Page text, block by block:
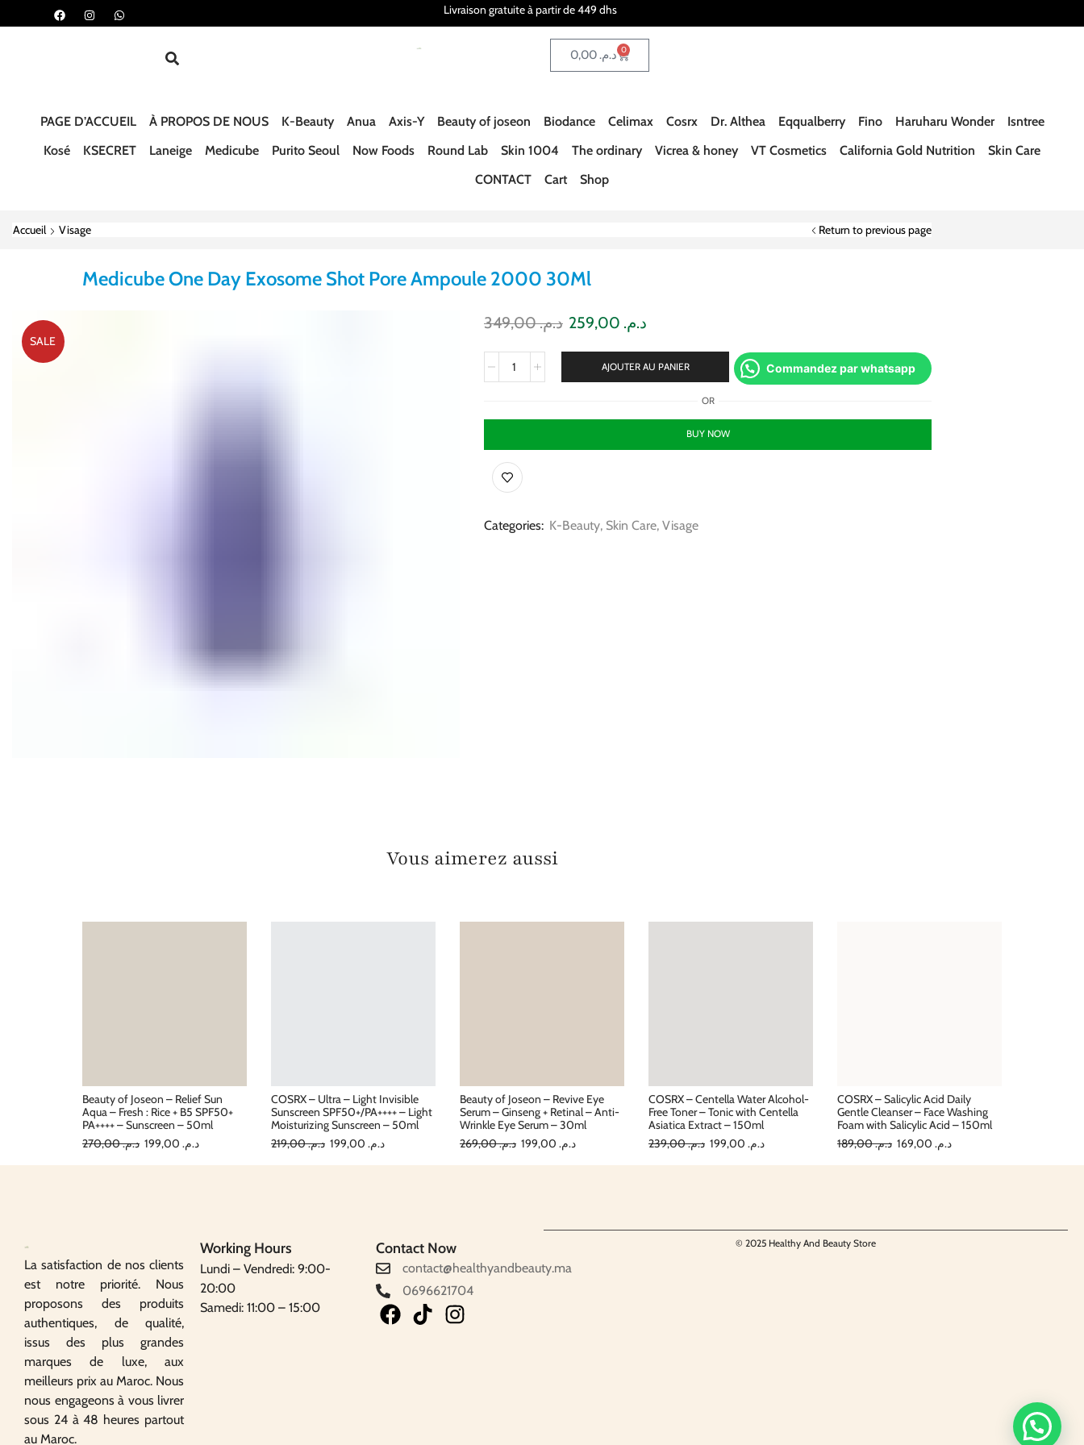
Livraison gratuite à partir de 449 dhs
د.م. 0
PAGE D’ACCUEIL À PROPOS DE NOUS K-Beauty Anua Axis-Y Beauty of joseon Biodance Celimax Cosrx Dr. Althea Eqqualberry Fino Haruharu Wonder
Isntree
Kosé
KSECRET Laneige Medicube Purito Seoul Now Foods Round Lab Skin 1004 The ordinary Vicrea & honey VT Cosmetics California Gold Nutrition
Skin Care
CONTACT
Cart Shop
Accueil Visage Return to previous page
Medicube One Day Exosome Shot Pore Ampoule 2000 30Ml
SALE
د.م.349,00 د.م.
AJOUTER AU PANIER Commandez par whatsapp
OR
BUY NOW
Categories: K-Beauty, Skin Care, Visage
Vous aimerez aussi
Beauty of Joseon – Relief Sun
Aqua – Fresh : Rice + B5 SPF50+
PA++++ – Sunscreen – 50ml
د.م.270,00 د.م.
COSRX – Ultra – Light Invisible
Sunscreen SPF50+/PA++++ – Light
Moisturizing Sunscreen – 50ml
د.م.219,00 د.م.
Beauty of Joseon – Revive Eye
Serum – Ginseng + Retinal – Anti-
Wrinkle Eye Serum – 30ml
د.م.269,00 د.م.
COSRX – Centella Water Alcohol-
Free Toner – Tonic with Centella
Asiatica Extract – 150ml
د.م.239,00 د.م.
COSRX – Salicylic Acid Daily
Gentle Cleanser – Face Washing
Foam with Salicylic Acid – 150ml
د.م.189,00 د.م.
La satisfaction de nos clients
est notre priorité. Nous
proposons des produits
authentiques, de qualité,
issus des plus grandes
marques de luxe, aux
meilleurs prix au Maroc. Nous
nous engageons à vous livrer
sous 24 à 48 heures partout
au Maroc.
Working Hours
Lundi – Vendredi: 9:00-
20:00
Samedi: 11:00 – 15:00
Contact Now
contact@healthyandbeauty.ma
0696621704
© 2025 Healthy And Beauty Store